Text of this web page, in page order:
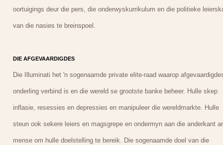
oortuigings deur die pers, die onderwyskurrikulum en die politieke
van die nasies te breinspoel.
DIE AFGEVAARDIGDES
Die Illuminati het 'n sogenaamde private elite-raad waarop
onderling verbind is en die wereld se grootste banke beheer. Hulle skep
inflasie, resessies en depressies en manipuleer die wereldmarkte. Hulle
steun ook sekere leiers en magsgrepe en ondermyn aan die anderkant
mense om hulle doelstelling te bereik. Die sogenaamde doel van die